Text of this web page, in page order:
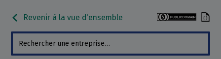
Revenir à la vue d'ensemble